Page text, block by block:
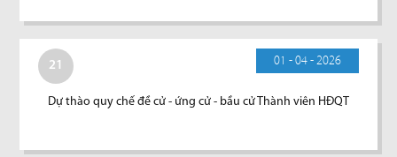
21 01 - 04 - 2026
Dự thào quy chế đề cử - ứng cử - bầu cử Thành viên HĐQT